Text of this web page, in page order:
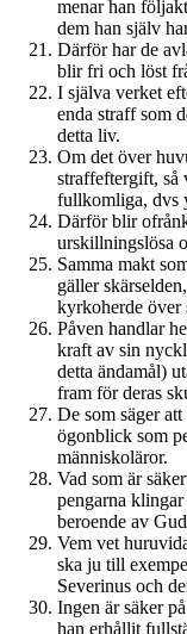
menar han
dem han själv
Därför har de
blir fri och löst
I själva verket
enda straff som
detta liv.
Om det över
straffeftergift, så
fullkomliga, dvs
Därför blir
urskillningslösa
Samma makt
gäller
kyrkoherde över
Påven handlar
kraft av sin
detta ändamål)
fram för deras
De som säger
ögonblick som
människoläror.
Vad som är
pengarna
beroende av
Vem vet
ska ju till
Severinus och
Ingen är säker
han erhållit